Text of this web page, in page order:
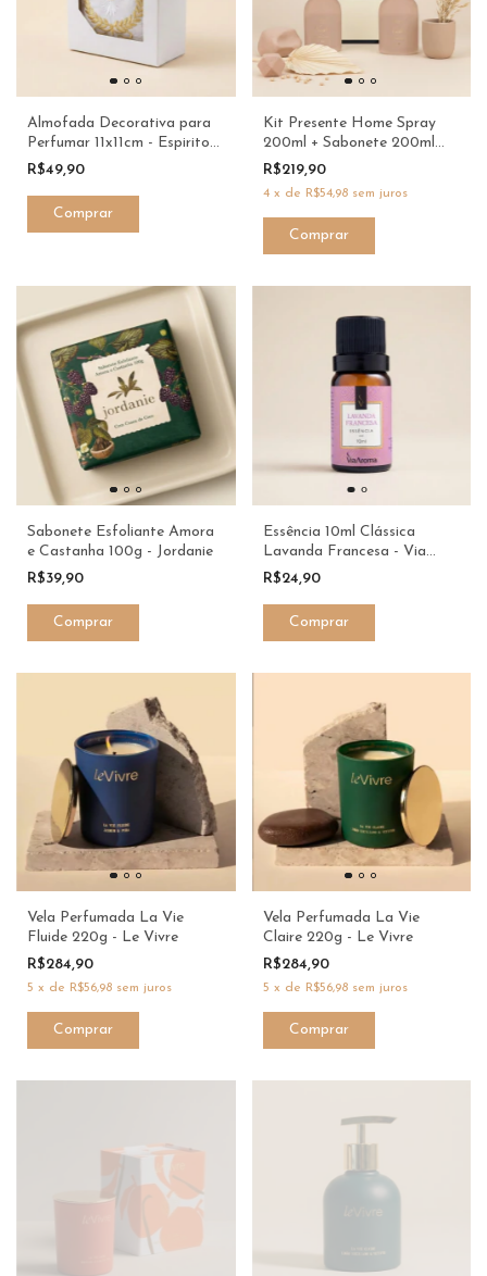
Almofada Decorativa para
Perfumar 11x11cm - Espirito
Santo - Casa Fernandes
R$49,90
Kit Presente Home Spray
200ml + Sabonete 200ml
Vanilla - ProAloe
R$219,90
4 x de R$54,98 sem juros
Sabonete Esfoliante Amora
e Castanha 100g - Jordanie
R$39,90
Essência 10ml Clássica
Lavanda Francesa - Via
Aroma
R$24,90
Vela Perfumada La Vie
Fluide 220g - Le Vivre
R$284,90
5 x de R$56,98 sem juros
Vela Perfumada La Vie
Claire 220g - Le Vivre
R$284,90
5 x de R$56,98 sem juros